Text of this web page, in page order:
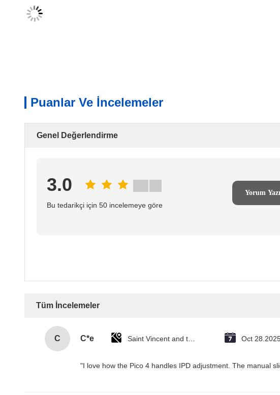
Puanlar Ve İncelemeler
Genel Değerlendirme
3.0
Bu tedarikçi için 50 incelemeye göre
Yorum
Tüm İncelemeler
C C*e Oct
"I love how the Pico 4 handles IPD adjustment. The manual